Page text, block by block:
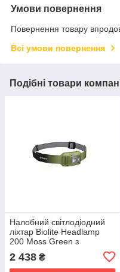
Умови повернення
Повернення товару
Всі умови повернення
Подібні товари
Налобний світлодіодний
ліхтар Biolite Headlamp
200 Moss Green з
стробоскопом, USB
2 438 ₴